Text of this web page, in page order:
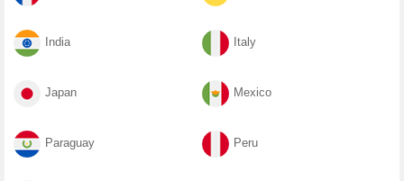
India Italy
Japan Mexico
Paraguay Peru